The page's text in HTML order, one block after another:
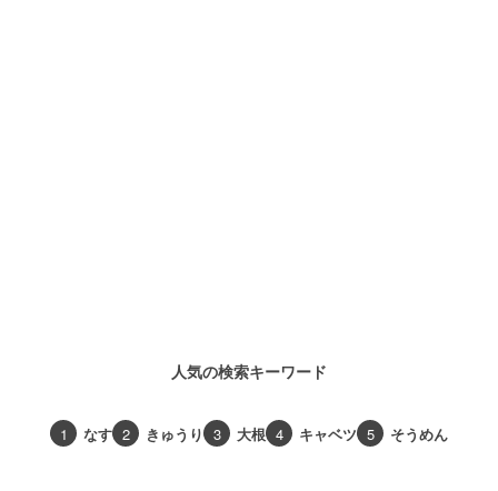
人気の検索キーワード
1 なす 2 きゅうり 3 大根 4 キャベツ 5 そうめん